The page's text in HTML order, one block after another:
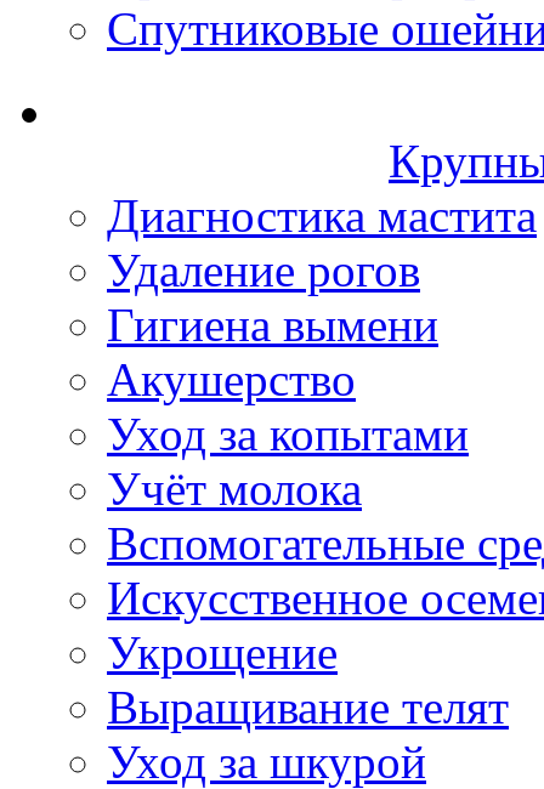
Спутниковые
Диагностика мастита
Удаление рогов
Гигиена вымени
Акушерство
Уход за копытами
Учёт молока
Вспомогательные
Искусственное
Укрощение
Выращивание телят
Уход за шкурой